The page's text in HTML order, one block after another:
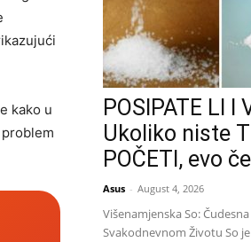
kako u
POSIPATE LI I
Ukoliko niste
POČETI, evo
Asus - August 4, 2026
Višenamjenska So:
Svakodnevnom Životu So